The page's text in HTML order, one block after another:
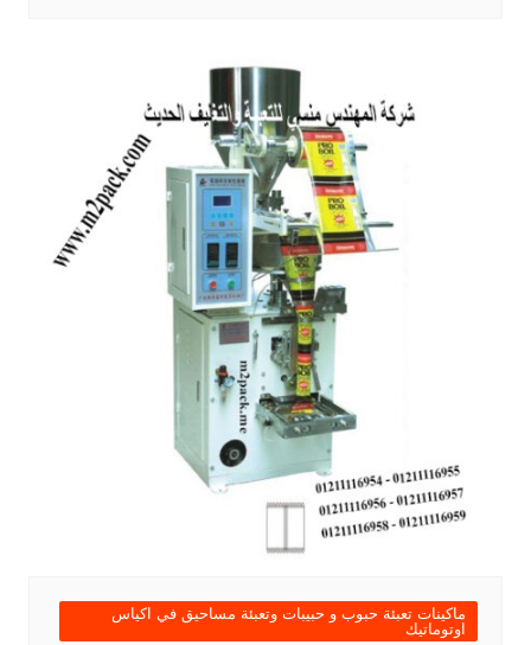
ماكينات تعبئة حبوب و حبيبات وتعبئة مساحيق في اكياس
اوتوماتيك